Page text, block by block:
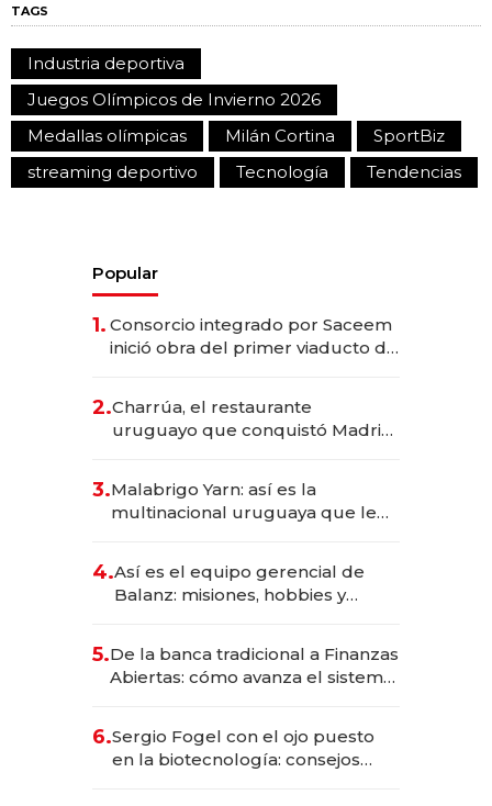
TAGS
Industria deportiva
Juegos Olímpicos de Invierno 2026
Medallas olímpicas
Milán Cortina
SportBiz
streaming deportivo
Tecnología Tendencias
Popular
1. Consorcio integrado por Saceem
inició obra del primer viaducto de
millones
2.Charrúa, el restaurante
uruguayo que conquistó Madrid:
anticipación y prepara apertura
3.Malabrigo Yarn: así es la
multinacional uruguaya que le
4.Así es el equipo gerencial de
Balanz: misiones, hobbies y
5.De la banca tradicional a Finanzas
Abiertas: cómo avanza el sistema
6.Sergio Fogel con el ojo puesto
en la biotecnología: consejos